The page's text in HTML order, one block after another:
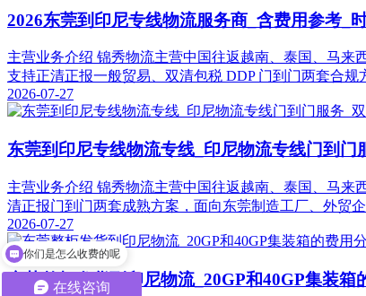
2026东莞到印尼专线物流服务商_含费用参考_
主营业务介绍 锦秀物流主营中国往返越南、泰国、马来
支持正清正报一般贸易、双清包税 DDP 门到门两套合
2026-07-27
东莞到印尼专线物流专线_印尼物流专线门到门
主营业务介绍 锦秀物流主营中国往返越南、泰国、马
清正报门到门两套成熟方案，面向东莞制造工厂、外贸
2026-07-27
东莞整柜发货到印尼物流_20GP和40GP集装箱
在线咨询
你们是怎么收费的呢